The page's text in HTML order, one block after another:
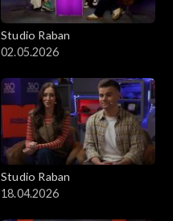
Studio Raban
02.05.2026
Studio Raban
18.04.2026